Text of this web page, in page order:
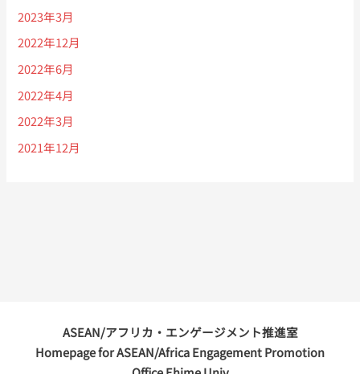
2023年3月
2022年12月
2022年6月
2022年4月
2022年3月
2021年12月
ASEAN/アフリカ・エンゲージメント推進室
Homepage for ASEAN/Africa Engagement Promotion